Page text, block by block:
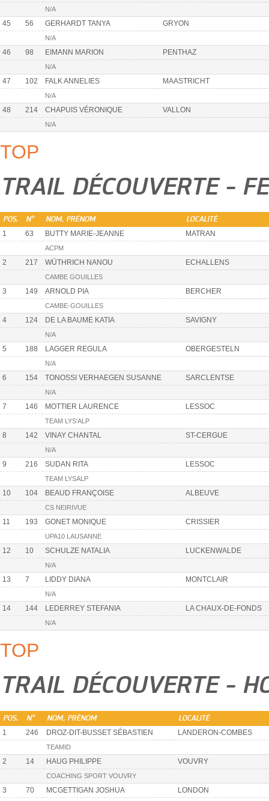
N/A
45 56 GERHARDT TANYA GRYON
N/A
46 98 EIMANN MARION PENTHAZ
N/A
47 102 FALK ANNELIES MAASTRICHT
N/A
48 214 CHAPUIS VÉRONIQUE VALLON
N/A
TOP
TRAIL DÉCOUVERTE -
POS. N° NOM, PRÉNOM LOCALITÉ
1 63 BUTTY MARIE-JEANNE MATRAN
ACPM
2 217 WÜTHRICH NANOU ECHALLENS
CAMBE GOUILLES
3 149 ARNOLD PIA BERCHER
CAMBE-GOUILLES
4 124 DE LA BAUME KATIA SAVIGNY
N/A
5 188 LAGGER REGULA OBERGESTELN
N/A
6 154 TONOSSI VERHAEGEN SUSANNE SARCLENTSE
N/A
7 146 MOTTIER LAURENCE LESSOC
TEAM LYS'ALP
8 142 VINAY CHANTAL ST-CERGUE
N/A
9 216 SUDAN RITA LESSOC
TEAM LYSALP
10 104 BEAUD FRANÇOISE ALBEUVE
CS NEIRIVUE
11 193 GONET MONIQUE CRISSIER
UPA10 LAUSANNE
12 10 SCHULZE NATALIA LUCKENWALDE
N/A
13 7 LIDDY DIANA MONTCLAIR
N/A
14 144 LEDERREY STEFANIA LA CHAUX-DE-FONDS
N/A
TOP
TRAIL DÉCOUVERTE -
POS. N° NOM, PRÉNOM LOCALITÉ
1 246 DROZ-DIT-BUSSET SÉBASTIEN LANDERON-COMBES
TEAMID
2 14 HAUG PHILIPPE VOUVRY
COACHING SPORT VOUVRY
3 70 MCGETTIGAN JOSHUA LONDON